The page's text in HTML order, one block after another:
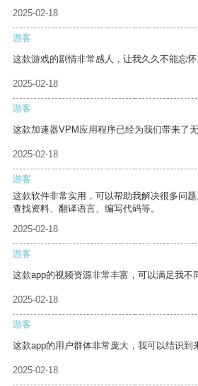
2025-02-18
游客
这款游戏的剧情非常感人，让我久久不能忘怀
2025-02-18
游客
这款加速器VPM应用程序已经为我们带来了
2025-02-18
游客
这款软件非常实用，可以帮助我解决很多问
查找资料、翻译语言、编写代码等。
2025-02-18
游客
这款app的视频资源非常丰富，可以满足我不
2025-02-18
游客
这款app的用户群体非常庞大，我可以结识到
2025-02-18